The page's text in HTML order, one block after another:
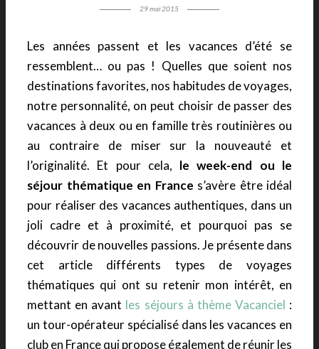
29 mai 2015
Les années passent et les vacances d’été se
ressemblent… ou pas ! Quelles que soient nos
destinations favorites, nos habitudes de voyages,
notre personnalité, on peut choisir de passer des
vacances à deux ou en famille très routinières ou
au contraire de miser sur la nouveauté et
l’originalité. Et pour cela, le week-end ou le
séjour thématique en France s’avère être idéal
pour réaliser des vacances authentiques, dans un
joli cadre et à proximité, et pourquoi pas se
découvrir de nouvelles passions. Je présente dans
cet article différents types de voyages
thématiques qui ont su retenir mon intérêt, en
mettant en avant les séjours à thème Vacanciel :
un tour-opérateur spécialisé dans lesvacances en
club en France qui propose également de réunir les